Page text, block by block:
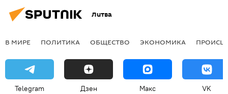
Литва
В МИРЕ ПОЛИТИКА ОБЩЕСТВО ЭКОНОМИКА
Telegram Дзен Макс VK